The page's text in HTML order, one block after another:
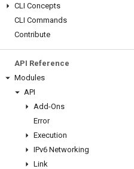
CLI Concepts
CLI Commands
Contribute
API Reference
Modules
API
Add-Ons
Error
Execution
IPv6 Networking
Link